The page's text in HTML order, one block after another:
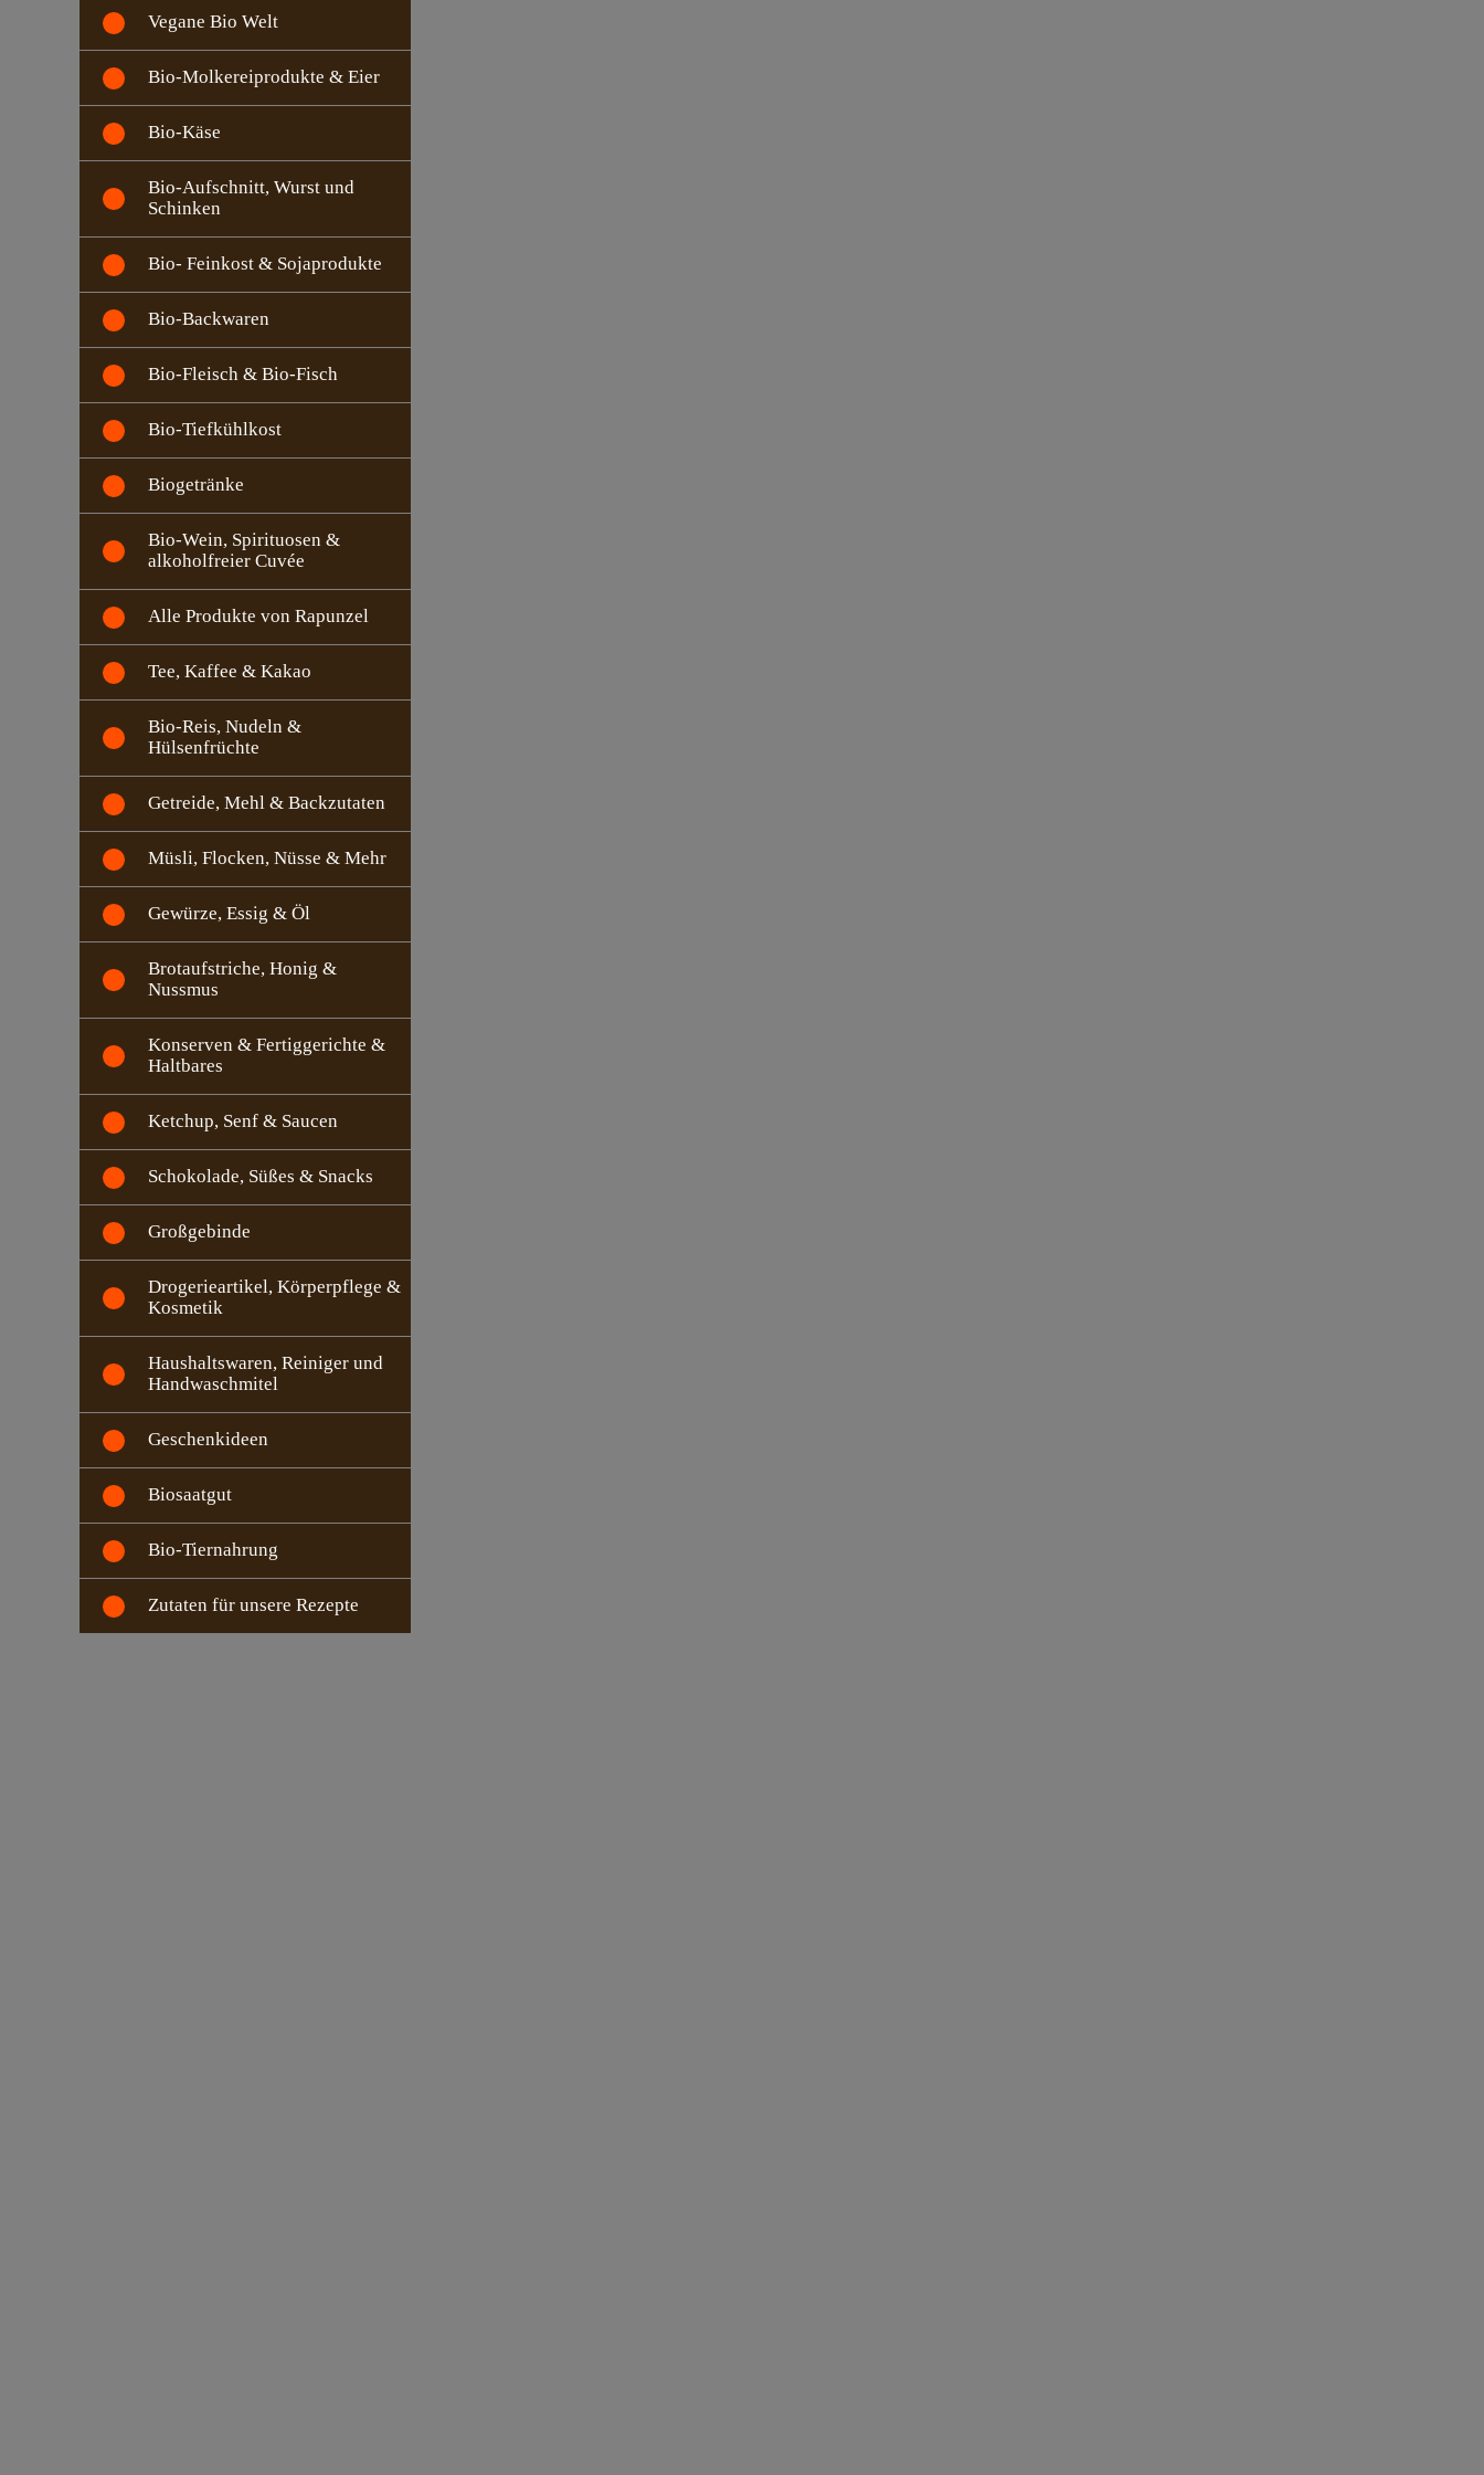
Vegane Bio Welt
Bio-Molkereiprodukte & Eier
Bio-Käse
Bio-Aufschnitt, Wurst und
Schinken
Bio- Feinkost & Sojaprodukte
Bio-Backwaren
Bio-Fleisch & Bio-Fisch
Bio-Tiefkühlkost
Biogetränke
Bio-Wein, Spirituosen &
alkoholfreier Cuvée
Alle Produkte von Rapunzel
Tee, Kaffee & Kakao
Bio-Reis, Nudeln &
Hülsenfrüchte
Getreide, Mehl & Backzutaten
Müsli, Flocken, Nüsse & Mehr
Gewürze, Essig & Öl
Brotaufstriche, Honig &
Nussmus
Konserven & Fertiggerichte &
Haltbares
Ketchup, Senf & Saucen
Schokolade, Süßes & Snacks
Großgebinde
Drogerieartikel, Körperpflege &
Kosmetik
Haushaltswaren, Reiniger und
Handwaschmitel
Geschenkideen
Biosaatgut
Bio-Tiernahrung
Zutaten für unsere Rezepte